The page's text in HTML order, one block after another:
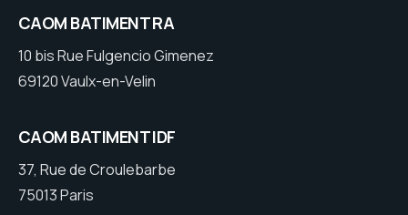
CAOM BATIMENT RA
10 bis Rue Fulgencio Gimenez
69120 Vaulx-en-Velin
CAOM BATIMENT IDF
37, Rue de Croulebarbe
75013 Paris